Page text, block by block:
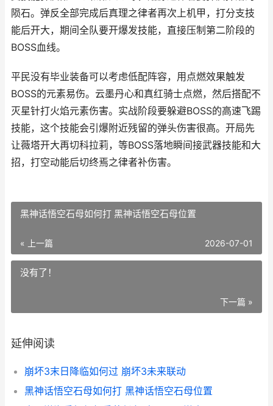
陨石。弹反全部完成后真理之律者再次上机甲，打分支技
能后开大，期间全队要开爆发技能，直接压制第二阶段的
BOSS血线。
平民没有毕业装备可以考虑低配阵容，用点燃效果触发
BOSS的元素易伤。云墨丹心和真红骑士点燃，然后搭配不
灭星针打火焰元素伤害。实战阶段要躲避BOSS的高速飞踢
技能，这个技能会引爆附近残留的弹头伤害很高。开局先
让薇塔开大再切科拉莉，等BOSS落地瞬间接武器技能和大
招，打空动能后切终焉之律者补伤害。
黑神话悟空石母如何打 黑神话悟空石母位置
« 上一篇 2026-07-01
没有了！
下一篇 »
延伸阅读
崩坏3末日降临如何过 崩坏3未来联动
黑神话悟空石母如何打 黑神话悟空石母位置